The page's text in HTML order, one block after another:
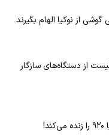
از نوکیا الهام بگیرند
لیست از دستگاه‌های سازگار